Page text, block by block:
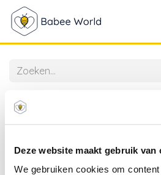
Deze website maakt gebruik van
We gebruiken cookies om
Ambiente | Servetten Balloon
20-pack